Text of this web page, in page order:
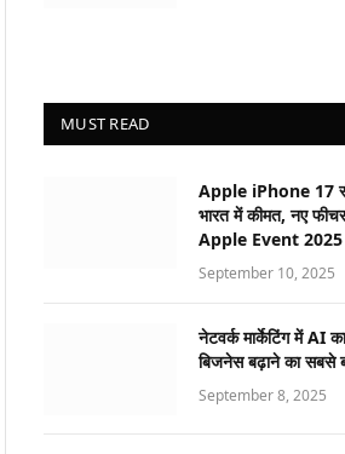
MUST READ
Apple iPhone 17
भारत में कीमत, नए
Apple Event 2025
September 10, 2025
नेटवर्क मार्केटिंग में AI
बिजनेस बढ़ाने का सबसे
September 8, 2025